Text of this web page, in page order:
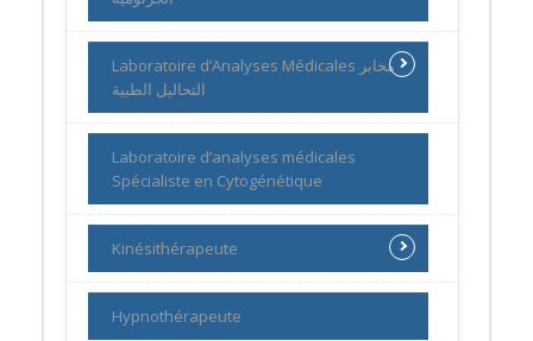
Laboratoire d’Analyses Médicales مخابر
التحاليل الطبية
Laboratoire d’analyses médicales
Spécialiste en Cytogénétique
Kinésithérapeute
Hypnothérapeute